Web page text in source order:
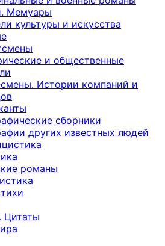
Мемуары
культуры и искусства
и общественные
Истории компаний и
сборники
других известных людей
романы
Цитаты